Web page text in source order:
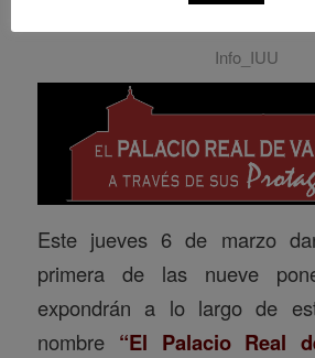
Info_IUU
Este jueves 6 de marzo
primera de las nueve
expondrán a lo largo de
nombre “El Palacio Real